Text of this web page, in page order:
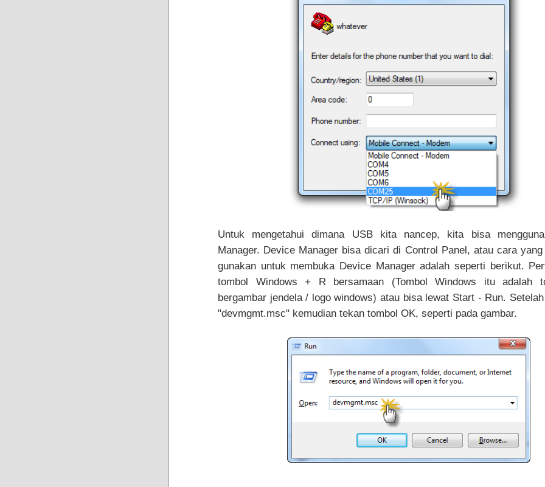
Untuk mengetahui dimana USB kita nancep, kita bisa
Manager. Device Manager bisa dicari di Control Panel, atau cara
gunakan untuk membuka Device Manager adalah seperti berikut.
tombol Windows + R bersamaan (Tombol Windows itu adalah
bergambar jendela / logo windows) atau bisa lewat Start - Run.
"devmgmt.msc" kemudian tekan tombol OK, seperti pada gambar.